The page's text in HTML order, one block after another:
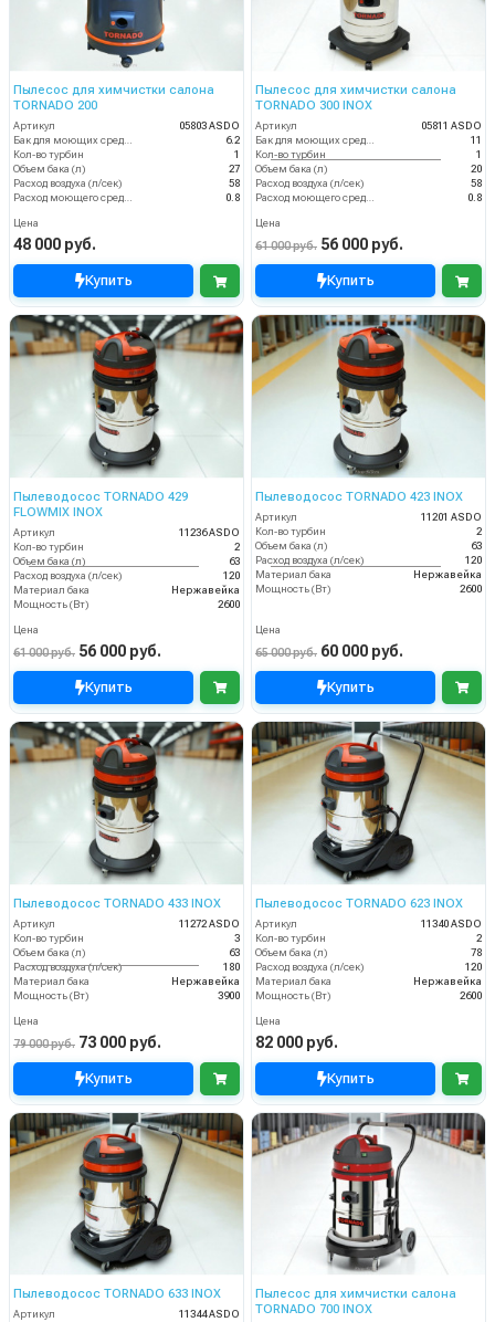
Пылесос для химчистки салона
TORNADO 200
Артикул
05803 ASDO
Бак для моющих средств
6.2
Кол-во турбин
1
Объем бака (л)
27
Расход воздуха (л/сек)
58
Расход моющего средства
0.8
Цена
48 000 руб.
Купить
Пылесос для химчистки салона
TORNADO 300 INOX
Артикул
05811 ASDO
Бак для моющих средств
11
Кол-во турбин
1
Объем бака (л)
20
Расход воздуха (л/сек)
58
Расход моющего средства
0.8
Цена
61 000 руб. 56 000 руб.
Купить
Пылеводосос TORNADO 429
FLOWMIX INOX
Артикул
11236 ASDO
Кол-во турбин
2
Объем бака (л)
63
Расход воздуха (л/сек)
120
Материал бака
Нержавейка
Мощность (Вт)
2600
Цена
61 000 руб. 56 000 руб.
Купить
Пылеводосос TORNADO 423 INOX
Артикул
11201 ASDO
Кол-во турбин
2
Объем бака (л)
63
Расход воздуха (л/сек)
120
Материал бака
Нержавейка
Мощность (Вт)
2600
Цена
65 000 руб. 60 000 руб.
Купить
Пылеводосос TORNADO 433 INOX
Артикул
11272 ASDO
Кол-во турбин
3
Объем бака (л)
63
Расход воздуха (л/сек)
180
Материал бака
Нержавейка
Мощность (Вт)
3900
Цена
79 000 руб. 73 000 руб.
Купить
Пылеводосос TORNADO 623 INOX
Артикул
11340 ASDO
Кол-во турбин
2
Объем бака (л)
78
Расход воздуха (л/сек)
120
Материал бака
Нержавейка
Мощность (Вт)
2600
Цена
82 000 руб.
Купить
Пылеводосос TORNADO 633 INOX
Артикул
11344 ASDO
Пылесос для химчистки салона
TORNADO 700 INOX